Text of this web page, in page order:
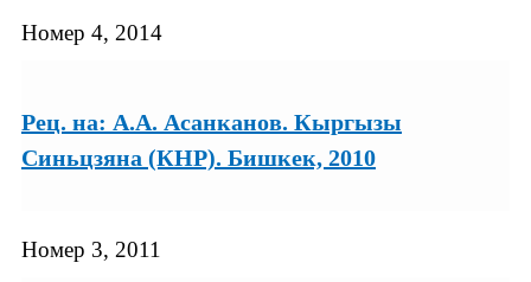
Номер 4, 2014
Рец. на: А.А. Асанканов. Кыргызы
Синьцзяна (КНР). Бишкек, 2010
Номер 3, 2011